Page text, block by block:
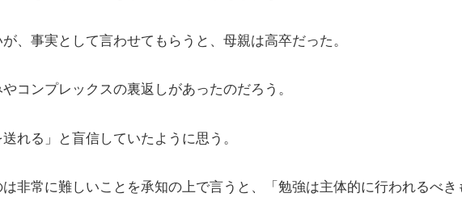
、事実として言わせてもらうと、母親は高卒だった。
コンプレックスの裏返しがあったのだろう。
れる」と盲信していたように思う。
非常に難しいことを承知の上で言うと、「勉強は主体的に行われるべ